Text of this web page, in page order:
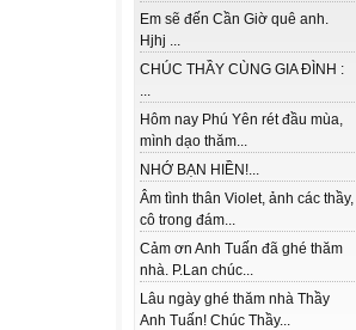
Em sẽ đến Cần Giờ quê anh.
Hjhj ...
CHÚC THẦY CÙNG GIA ĐÌNH :
...
Hôm nay Phú Yên rét đầu mùa,
mình dạo thăm...
NHỚ BẠN HIỀN!...
Âm tình thân Violet, ảnh các thầy,
cô trong đám...
Cảm ơn Anh Tuấn đã ghé thăm
nhà. P.Lan chúc...
Lâu ngày ghé thăm nhà Thầy
Anh Tuấn! Chúc Thầy...